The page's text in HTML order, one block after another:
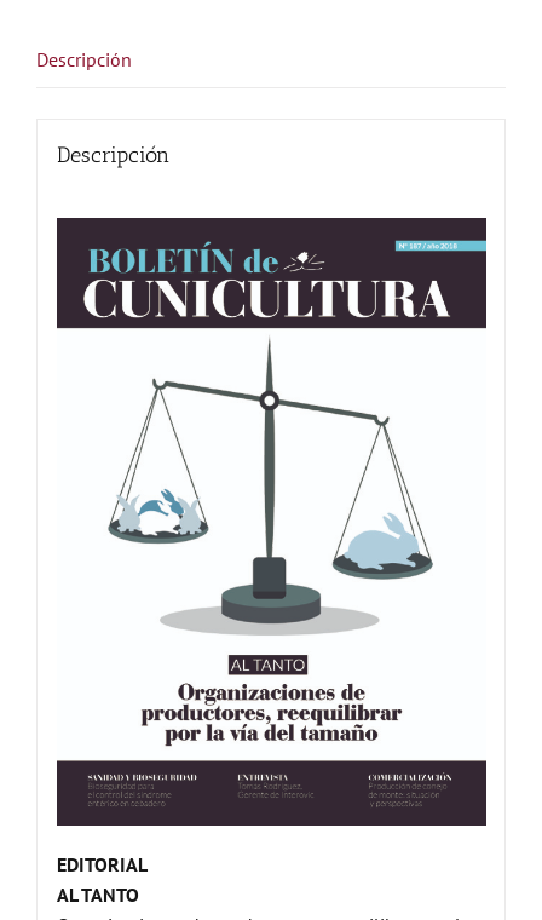
Descripción
Descripción
EDITORIAL
AL TANTO